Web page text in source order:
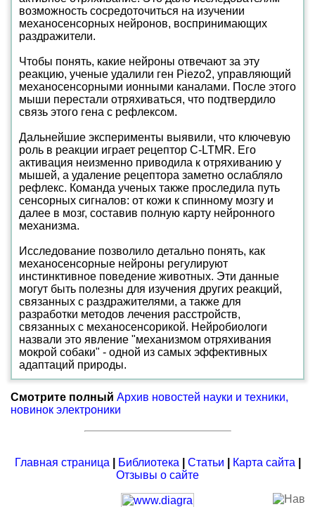
возможность сосредоточиться на изучении
механосенсорных нейронов, воспринимающих
раздражители.
Чтобы понять, какие нейроны отвечают за эту
реакцию, ученые удалили ген Piezo2, управляющий
механосенсорными ионными каналами. После этого
мыши перестали отряхиваться, что подтвердило
связь этого гена с рефлексом.
Дальнейшие эксперименты выявили, что ключевую
роль в реакции играет рецептор C-LTMR. Его
активация неизменно приводила к отряхиванию у
мышей, а удаление рецептора заметно ослабляло
рефлекс. Команда ученых также проследила путь
сенсорных сигналов: от кожи к спинному мозгу и
далее в мозг, составив полную карту нейронного
механизма.
Исследование позволило детально понять, как
механосенсорные нейроны регулируют
инстинктивное поведение животных. Эти данные
могут быть полезны для изучения других реакций,
связанных с раздражителями, а также для
разработки методов лечения расстройств,
связанных с механосенсорикой. Нейробиологи
назвали это явление "механизмом отряхивания
мокрой собаки" - одной из самых эффективных
адаптаций природы.
Смотрите полный Архив новостей науки и техники,
новинок электроники
Главная страница Библиотека Статьи Карта сайта
Отзывы о сайте